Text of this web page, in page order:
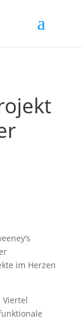
im Herzen
Viertel